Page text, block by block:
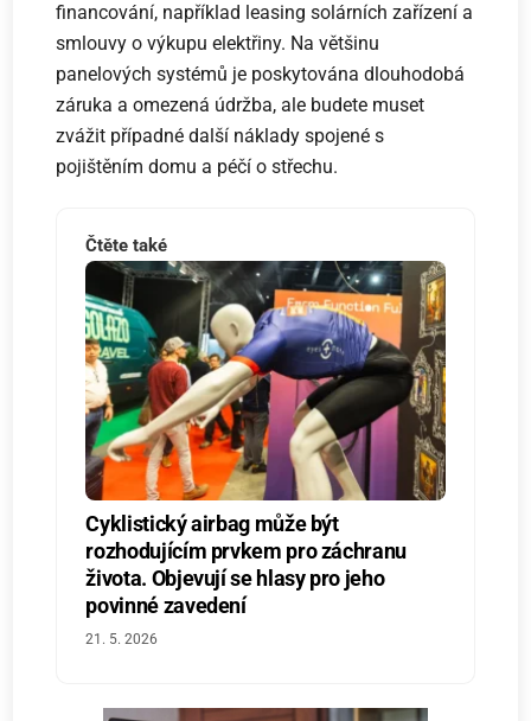
financování, například leasing solárních zařízení a
smlouvy o výkupu elektřiny. Na většinu
panelových systémů je poskytována dlouhodobá
záruka a omezená údržba, ale budete muset
zvážit případné další náklady spojené s
pojištěním domu a péčí o střechu.
Čtěte také
Cyklistický airbag může být
rozhodujícím prvkem pro záchranu
života. Objevují se hlasy pro jeho
povinné zavedení
21. 5. 2026